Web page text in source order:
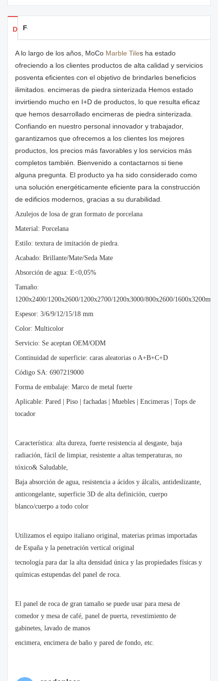
Detalles de los productos
Feedback
A lo largo de los años, MoCo Marble Tiles ha estado
ofreciendo a los clientes productos de alta calidad y servicios
posventa eficientes con el objetivo de brindarles beneficios
ilimitados. encimeras de piedra sinterizada Hemos estado
invirtiendo mucho en I+D de productos, lo que resulta eficaz
que hemos desarrollado encimeras de piedra sinterizada.
Confiando en nuestro personal innovador y trabajador,
garantizamos que ofrecemos a los clientes los mejores
productos, los precios más favorables y los servicios más
completos también. Bienvenido a contactarnos si tiene
alguna pregunta. El producto ya ha sido considerado como
una solución energéticamente eficiente para la construcción
de edificios modernos, gracias a su durabilidad.
Azulejos de losa de gran formato de porcelana
Material: Porcelana
Estilo: textura de imitación de piedra.
Acabado: Brillante/Mate/Seda Mate
Absorción de agua: E<0,05%
Tamaño:
1200x2400/1200x2600/1200x2700/1200x3000/800x2600/
Espesor: 3/6/9/12/15/18 mm
Color: Multicolor
Servicio: Se aceptan OEM/ODM
Continuidad de superficie: caras aleatorias o A+B+C+D
Código SA: 6907219000
Forma de embalaje: Marco de metal fuerte
Aplicable: Pared | Piso | fachadas | Muebles | Encimeras | Tops de
tocador
Característica: alta dureza, fuerte resistencia al desgaste, baja
radiación, fácil de limpiar, resistente a altas temperaturas, no
tóxico& Saludable,
Baja absorción de agua, resistencia a ácidos y álcalis, antideslizante,
anticongelante, superficie 3D de alta definición, cuerpo
blanco/cuerpo a todo color
Utilizamos el equipo italiano original, materias primas importadas
de España y la penetración vertical original
tecnología para dar la alta densidad única y las propiedades físicas y
químicas estupendas del panel de roca.
El panel de roca de gran tamaño se puede usar para mesa de
comedor y mesa de café, panel de puerta, revestimiento de
gabinetes, lavado de manos
encimera, encimera de baño y pared de fondo, etc.